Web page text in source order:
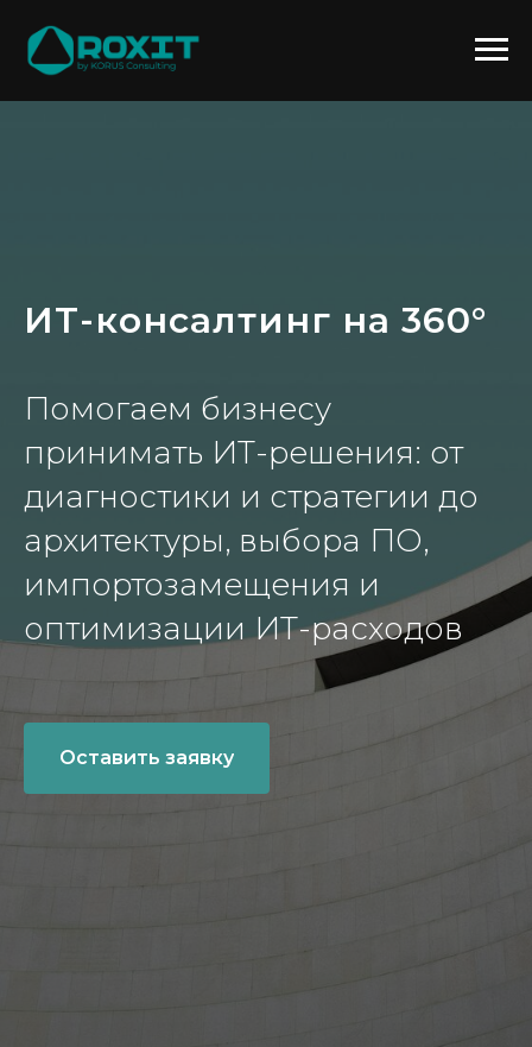
ИТ-консалтинг на 360°
Помогаем бизнесу
принимать ИТ-решения: от
диагностики и стратегии до
архитектуры, выбора ПО,
импортозамещения и
оптимизации ИТ-расходов
Оставить заявку